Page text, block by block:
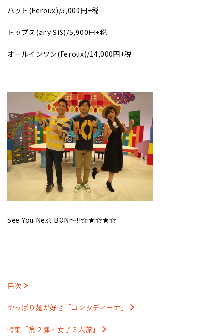
ハット(Feroux)/5,000円+税
トップス(any SiS)/5,900円+税
オールインワン(Feroux)/14,000円+税
See You Next BON～!!☆★☆★☆
目次
やっぱり麺が好き「コンタディーナ」
特集「第２弾・女子３人旅」